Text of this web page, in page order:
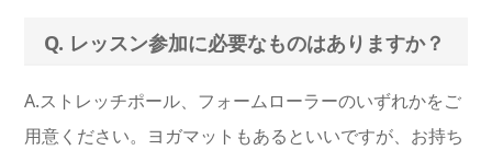
Q. レッスン参加に必要なものはありますか？
A.ストレッチポール、フォームローラーのいずれかをご
用意ください。ヨガマットもあるといいですが、お持ち